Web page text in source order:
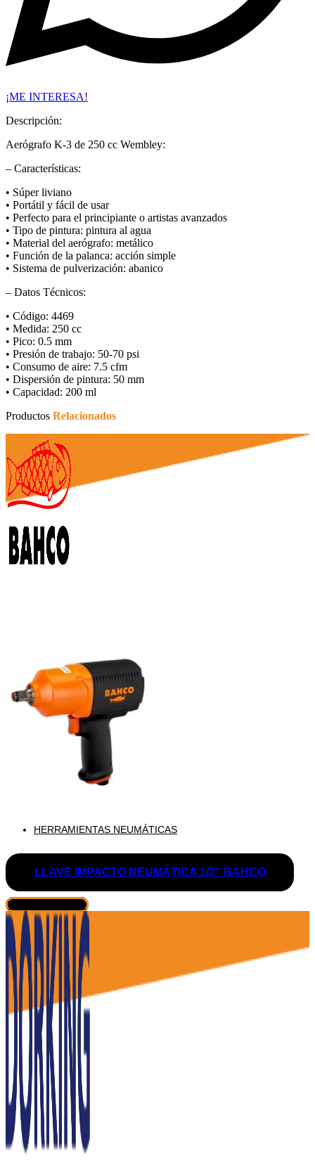
¡ME INTERESA!
Descripción:
Aerógrafo K-3 de 250 cc Wembley:
– Características:
• Súper liviano
• Portátil y fácil de usar
• Perfecto para el principiante o artistas avanzados
• Tipo de pintura: pintura al agua
• Material del aerógrafo: metálico
• Función de la palanca: acción simple
• Sistema de pulverización: abanico
– Datos Técnicos:
• Código: 4469
• Medida: 250 cc
• Pico: 0.5 mm
• Presión de trabajo: 50-70 psi
• Consumo de aire: 7.5 cfm
• Dispersión de pintura: 50 mm
• Capacidad: 200 ml
Productos Relacionados
HERRAMIENTAS NEUMÁTICAS
LLAVE IMPACTO NEUMÁTICA 1/2″ BAHCO
VER PRODUCTO